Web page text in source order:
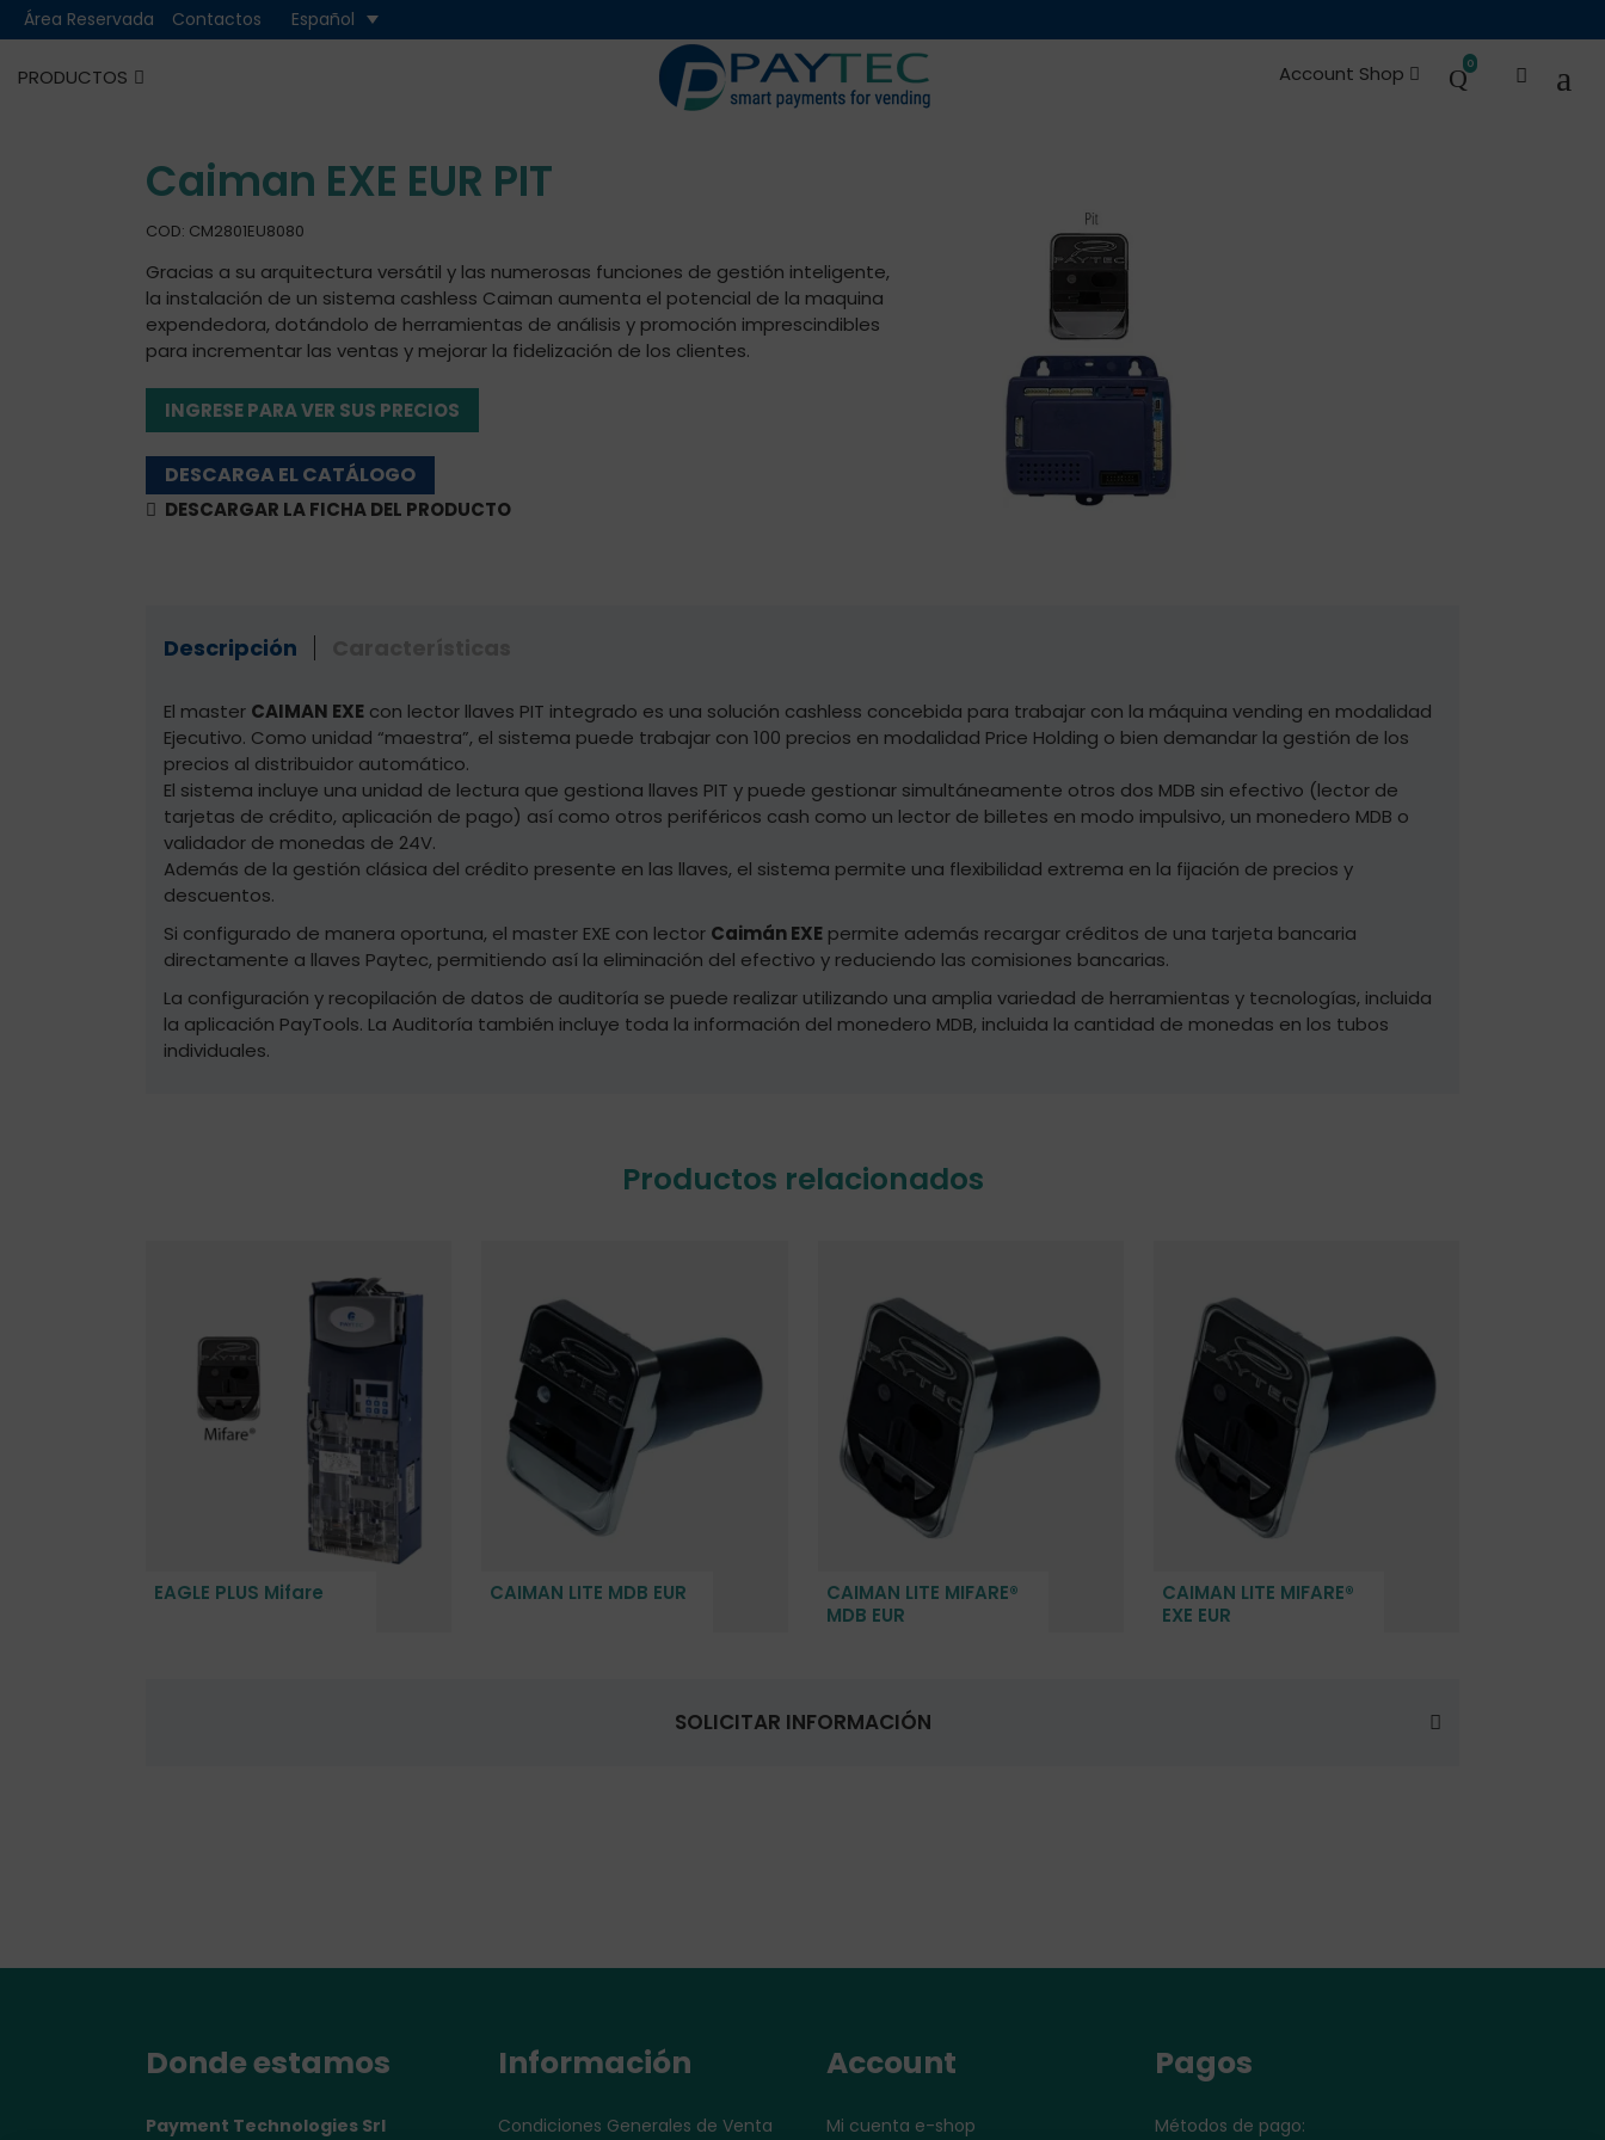
Área Reservada Contactos Español
PRODUCTOS
Cash Digital Ocasiones
Account Shop 0
Caiman EXE EUR PIT
COD: CM2801EU8080
Gracias a su arquitectura versátil y las numerosas funciones de gestión inteligente,
la instalación de un sistema cashless Caiman aumenta el potencial de la maquina
expendedora, dotándolo de herramientas de análisis y promoción imprescindibles
para incrementar las ventas y mejorar la fidelización de los clientes.
INGRESE PARA VER SUS PRECIOS
DESCARGA EL CATÁLOGO
DESCARGAR LA FICHA DEL PRODUCTO
Descripción
El master CAIMAN EXE con lector llaves PIT integrado es una solución cashless concebida para trabajar con la máquina vending en modalidad
Ejecutivo. Como unidad “maestra”, el sistema puede trabajar con 100 precios en modalidad Price Holding o bien demandar la gestión de los
precios al distribuidor automático.
El sistema incluye una unidad de lectura que gestiona llaves PIT y puede gestionar simultáneamente otros dos MDB sin efectivo (lector de
tarjetas de crédito, aplicación de pago) así como otros periféricos cash como un lector de billetes en modo impulsivo, un monedero MDB o
validador de monedas de 24V.
Además de la gestión clásica del crédito presente en las llaves, el sistema permite una flexibilidad extrema en la fijación de precios y
descuentos.
Si configurado de manera oportuna, el master EXE con lector Caimán EXE permite además recargar créditos de una tarjeta bancaria
directamente a llaves Paytec, permitiendo así la eliminación del efectivo y reduciendo las comisiones bancarias.
La configuración y recopilación de datos de auditoría se puede realizar utilizando una amplia variedad de herramientas y tecnologías, incluida
la aplicación PayTools. La Auditoría también incluye toda la información del monedero MDB, incluida la cantidad de monedas en los tubos
individuales.
Productos relacionados
EAGLE PLUS Mifare CAIMAN LITE MDB EUR
CAIMAN LITE MIFARE®
MDB EUR
CAIMAN LITE MIFARE®
EXE EUR
SOLICITAR INFORMACIÓN
Donde estamos
Payment Technologies Srl
Información
Condiciones Generales de Venta
Account
Mi cuenta e-shop
Pagos
Métodos de pago: